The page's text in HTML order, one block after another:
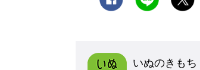
いぬのきもち